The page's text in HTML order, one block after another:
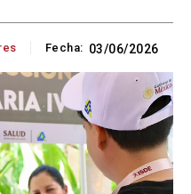
Fecha: 03/06/2026